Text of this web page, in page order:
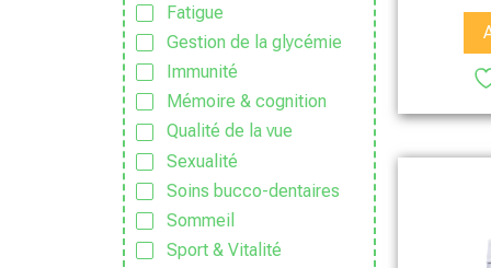
Fatigue
Gestion de la glycémie
Immunité
Mémoire & cognition
Qualité de la vue
Sexualité
Soins bucco-dentaires
Sommeil
Sport & Vitalité